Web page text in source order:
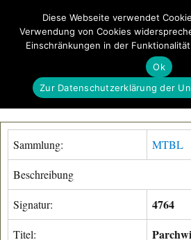
GeoGREIF
Sammlung: MTBL
Beschreibung
Signatur: 4764
Titel:
Diese Webseite verwendet
Verwendung von Cookies
Einschränkungen in der
Ok
Zur Datenschutzerklärung der